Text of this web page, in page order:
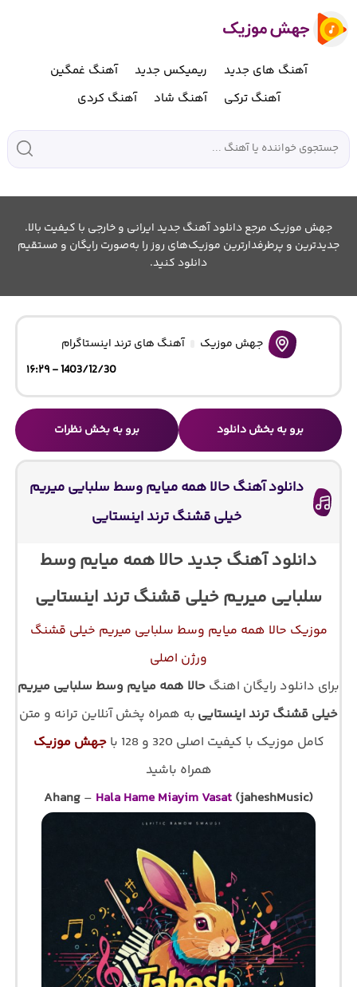
آهنگ های جدید ریمیکس جدید
آهنگ غمگین
آهنگ ترکی
آهنگ شاد آهنگ کردی
جهش موزیک مرجع دانلود آهنگ جدید ایرانی و خارجی با کیفیت بالا.
جدیدترین و پرطرفدارترین موزیک‌های روز را به‌صورت رایگان و مستقیم
دانلود کنید.
جهش موزیک
آهنگ های ترند اینستاگرام
1403/12/30 - ۱۶:۲۹
برو به بخش دانلود برو به بخش نظرات
دانلود آهنگ حالا همه میایم وسط سلبایی میریم
خیلی قشنگ ترند اینستایی
دانلود آهنگ جدید حالا همه میایم وسط
سلبایی میریم خیلی قشنگ ترند اینستایی
موزیک حالا همه میایم وسط سلبایی میریم خیلی قشنگ
ورژن اصلی
برای دانلود رایگان اهنگ حالا همه میایم وسط سلبایی میریم
خیلی قشنگ ترند اینستایی به همراه پخش آنلاین ترانه و متن
کامل موزیک با کیفیت اصلی 320 و 128 با
جهش موزیک
همراه باشید
Ahang – Hala Hame Miayim Vasat (jaheshMusic)